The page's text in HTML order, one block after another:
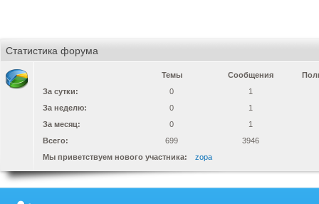
Статистика форума
Темы Сообщения
За сутки:
0
1
За неделю:
0
1
За месяц:
0
1
Всего:
699
3946
Мы приветствуем нового участника:
zopa